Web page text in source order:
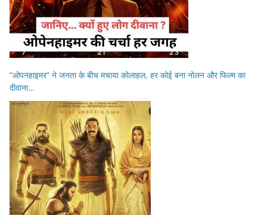
“ओपनहाइमर” ने जनता के बीच मचाया कोलाहल, हर कोई बना नोलन और फिल्म का
दीवाना…